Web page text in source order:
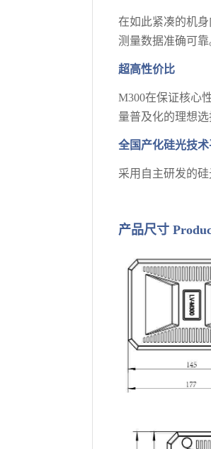
在如此紧凑的机
测量数据准确可靠
超高性价比
M300在保证核心
量普及化的理想
全国产化硅光技
采用自主研发的
产品尺寸